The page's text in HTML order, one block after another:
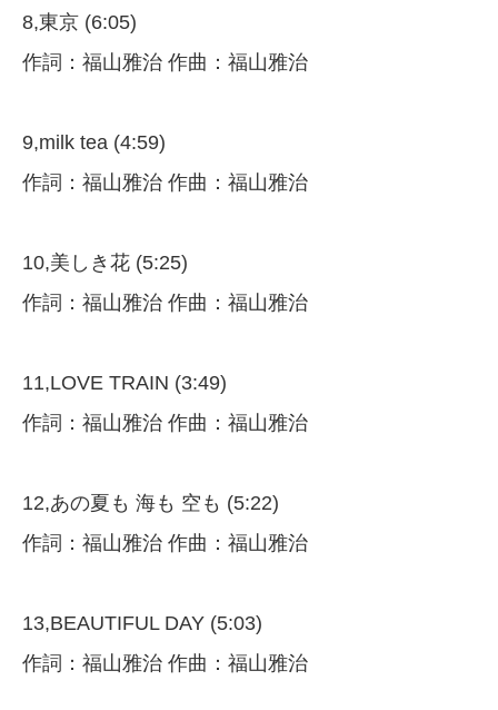
8,東京 (6:05)
作詞：福山雅治 作曲：福山雅治
9,milk tea (4:59)
作詞：福山雅治 作曲：福山雅治
10,美しき花 (5:25)
作詞：福山雅治 作曲：福山雅治
11,LOVE TRAIN (3:49)
作詞：福山雅治 作曲：福山雅治
12,あの夏も 海も 空も (5:22)
作詞：福山雅治 作曲：福山雅治
13,BEAUTIFUL DAY (5:03)
作詞：福山雅治 作曲：福山雅治